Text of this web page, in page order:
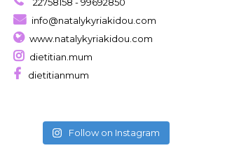
info@natalykyriakidou.com
www.natalykyriakidou.com
dietitian.mum
dietitianmum
Follow on Instagram